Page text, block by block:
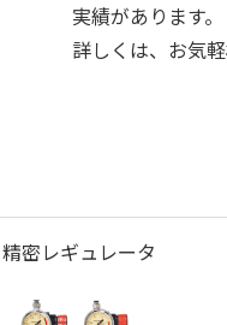
実績があります。
詳しくは、お気
密レギュレータ